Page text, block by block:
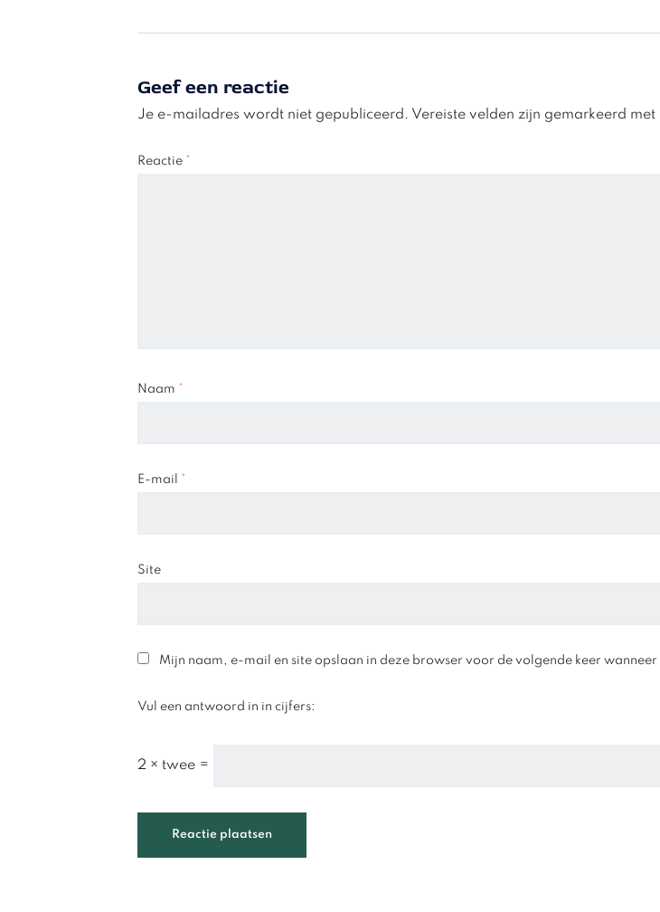
Geef een reactie
Je e-mailadres wordt niet gepubliceerd. Vereiste velden zijn gemarkeerd met
Reactie *
Naam *
E-mail *
Site
Mijn naam, e-mail en site opslaan in deze browser voor de volgende keer wanneer
Vul een antwoord in in cijfers:
2 × twee =